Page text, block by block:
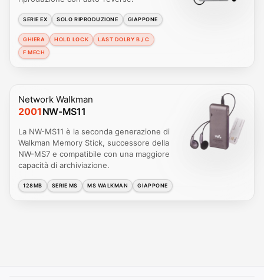
SERIE EX SOLO RIPRODUZIONE GIAPPONE
GHIERA HOLD LOCK
LAST DOLBY B / C
F MECH
Network Walkman
2001 NW-MS11
La NW-MS11 è la seconda generazione di
Walkman Memory Stick, successore della
NW-MS7 e compatibile con una maggiore
capacità di archiviazione.
128MB SERIE MS MS WALKMAN GIAPPONE